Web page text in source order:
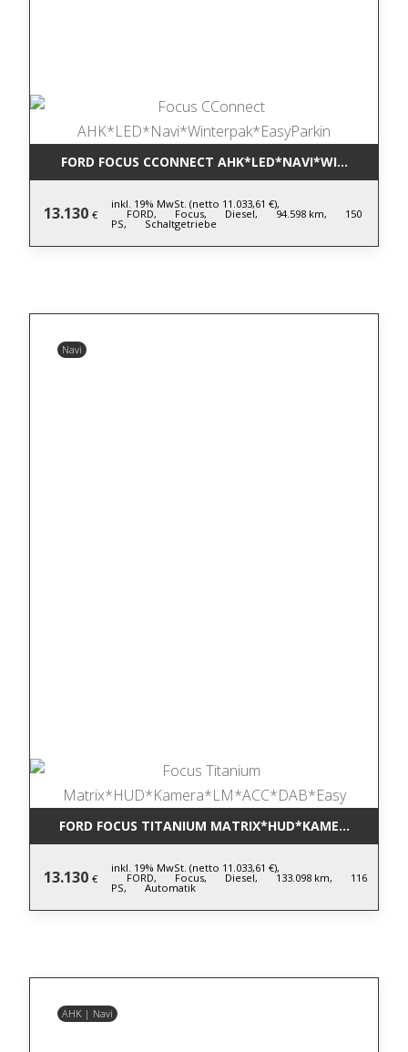
FORD FOCUS CCONNECT
13.130 €
inkl. 19% MwSt. (netto 11.033,61 €),
FORD, Focus, Diesel, 94.598 km, 150
PS, Schaltgetriebe
Navi
FORD FOCUS TITANIUM
13.130 €
inkl. 19% MwSt. (netto 11.033,61 €),
FORD, Focus, Diesel, 133.098 km, 116
PS, Automatik
AHK | Navi